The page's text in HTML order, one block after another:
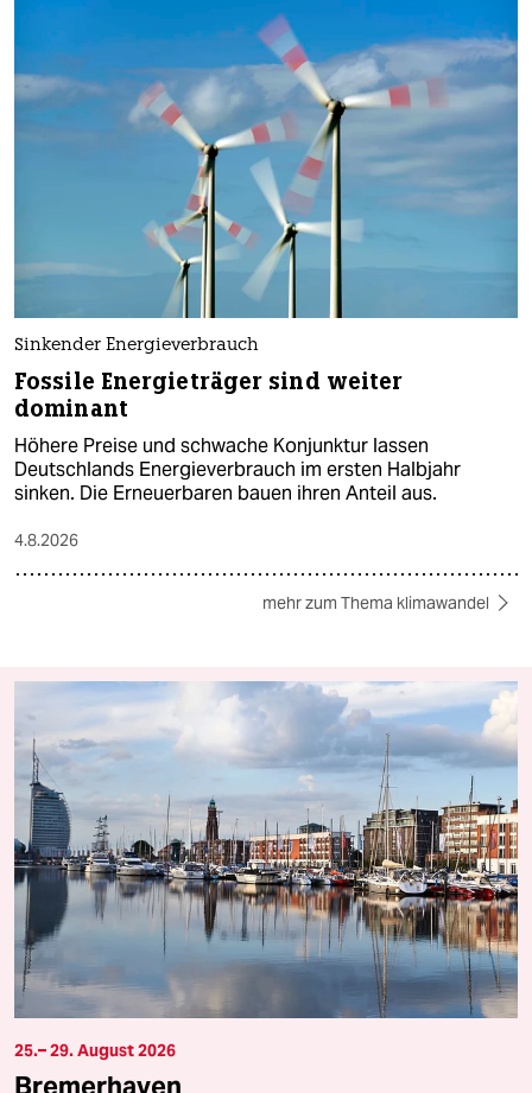
Sinkender Energieverbrauch
Fossile Energieträger sind weiter
dominant
Höhere Preise und schwache Konjunktur lassen
Deutschlands Energieverbrauch im ersten Halbjahr
sinken. Die Erneuerbaren bauen ihren Anteil aus.
4.8.2026
mehr zum Thema klimawandel
25.– 29. August 2026
Bremerhaven